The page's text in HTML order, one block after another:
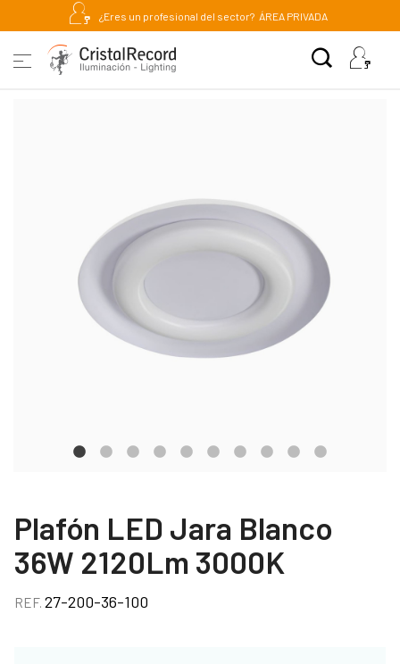
¿Eres un profesional del sector? ÁREA PRIVADA
Plafón LED Jara Blanco
36W 2120Lm 3000K
REF. 27-200-36-100